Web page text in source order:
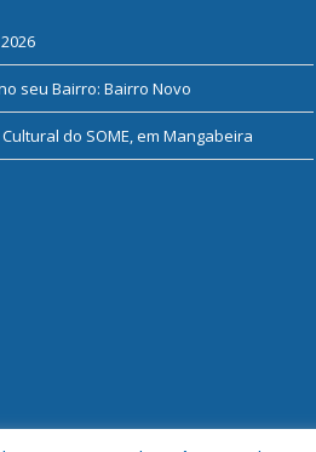
seu Bairro: Bairro Novo
do SOME, em Mangabeira